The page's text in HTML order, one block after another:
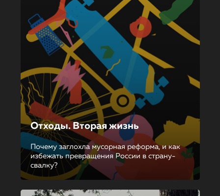
Отходы. Вторая жизнь
Почему заглохла мусорная реформа, и как
избежать превращения России в страну-
свалку?